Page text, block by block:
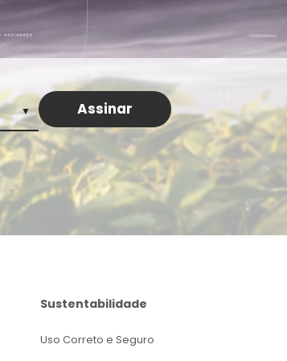
Sustentabilidade
Uso Correto e Seguro